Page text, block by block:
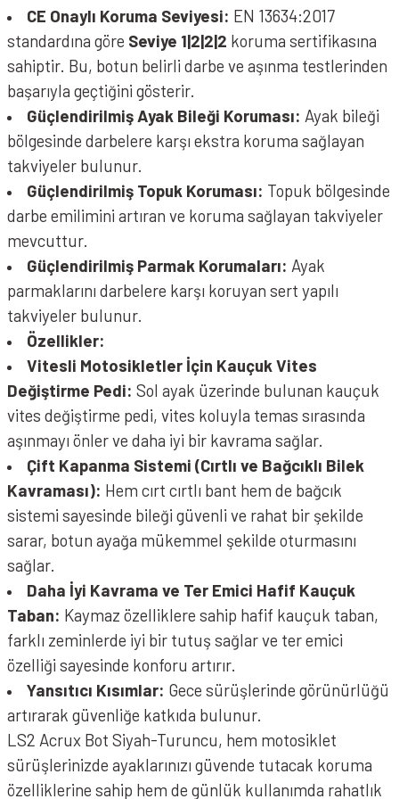
CE Onaylı Koruma Seviyesi: EN 13634:2017
standardına göre Seviye 1|2|2|2 koruma sertifikasına
sahiptir. Bu, botun belirli darbe ve aşınma testlerinden
başarıyla geçtiğini gösterir.
Güçlendirilmiş Ayak Bileği Koruması: Ayak bileği
bölgesinde darbelere karşı ekstra koruma sağlayan
takviyeler bulunur.
Güçlendirilmiş Topuk Koruması: Topuk bölgesinde
darbe emilimini artıran ve koruma sağlayan takviyeler
mevcuttur.
Güçlendirilmiş Parmak Korumaları: Ayak
parmaklarını darbelere karşı koruyan sert yapılı
takviyeler bulunur.
Özellikler:
Vitesli Motosikletler İçin Kauçuk Vites
Değiştirme Pedi: Sol ayak üzerinde bulunan kauçuk
vites değiştirme pedi, vites koluyla temas sırasında
aşınmayı önler ve daha iyi bir kavrama sağlar.
Çift Kapanma Sistemi (Cırtlı ve Bağcıklı Bilek
Kavraması): Hem cırt cırtlı bant hem de bağcık
sistemi sayesinde bileği güvenli ve rahat bir şekilde
sarar, botun ayağa mükemmel şekilde oturmasını
sağlar.
Daha İyi Kavrama ve Ter Emici Hafif Kauçuk
Taban: Kaymaz özelliklere sahip hafif kauçuk taban,
farklı zeminlerde iyi bir tutuş sağlar ve ter emici
özelliği sayesinde konforu artırır.
Yansıtıcı Kısımlar: Gece sürüşlerinde görünürlüğü
artırarak güvenliğe katkıda bulunur.
LS2 Acrux Bot Siyah-Turuncu, hem motosiklet
sürüşlerinizde ayaklarınızı güvende tutacak koruma
özelliklerine sahip hem de günlük kullanımda rahatlık